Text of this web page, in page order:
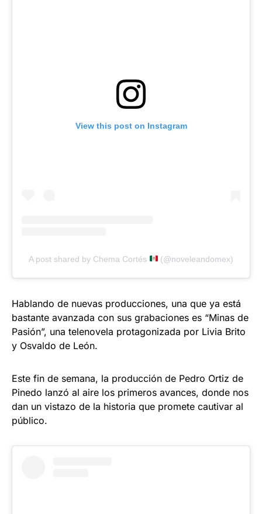
View this post on Instagram
A post shared by Chema Cortés (@noveleandomex)
Hablando de nuevas producciones, una que ya está
bastante avanzada con sus grabaciones es “Minas de
Pasión”, una telenovela protagonizada por Livia Brito
y Osvaldo de León.
Este fin de semana, la producción de Pedro Ortiz de
Pinedo lanzó al aire los primeros avances, donde nos
dan un vistazo de la historia que promete cautivar al
público.